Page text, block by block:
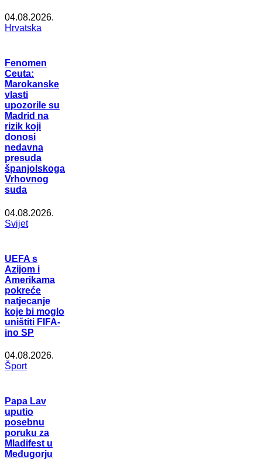
04.08.2026.
Hrvatska
Fenomen
Ceuta:
Marokanske
vlasti
upozorile su
Madrid na
rizik koji
donosi
nedavna
presuda
španjolskoga
Vrhovnog
suda
04.08.2026.
Svijet
UEFA s
Azijom i
Amerikama
pokreće
natjecanje
koje bi moglo
uništiti FIFA-
ino SP
04.08.2026.
Šport
Papa Lav
uputio
posebnu
poruku za
Mladifest u
Međugorju